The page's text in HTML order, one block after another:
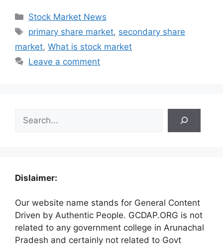
Categories
Stock Market News
Tags
primary share market, secondary share
market, What is stock market
Leave a comment
Dislaimer:
Our website name stands for General Content
Driven by Authentic People. GCDAP.ORG is not
related to any government college in Arunachal
Pradesh and certainly not related to Govt